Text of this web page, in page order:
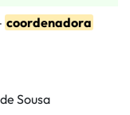
coordenadora
Sousa